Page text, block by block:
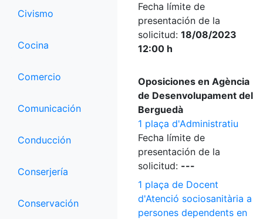
Civismo
Cocina
Comercio
Comunicación
Conducción
Conserjería
Conservación
Fecha límite de
presentación de la
solicitud: 18/08/2023
12:00 h
Oposiciones en Agència
de Desenvolupament del
Berguedà
1 plaça d'Administratiu
Fecha límite de
presentación de la
solicitud: ---
1 plaça de Docent
d'Atenció sociosanitària a
persones dependents en